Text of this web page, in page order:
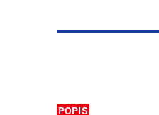
POPIS